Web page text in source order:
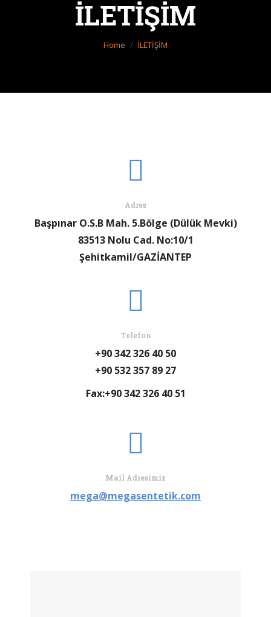
İLETİŞİM
You are here:
Home İLETİŞİM
Adres
Başpınar O.S.B Mah. 5.Bölge (Dülük Mevki)
83513 Nolu Cad. No:10/1
Şehitkamil/GAZİANTEP
Telefon
+90 342 326 40 50
+90 532 357 89 27
Fax:+90 342 326 40 51
Mail Adresimiz
mega@megasentetik.com